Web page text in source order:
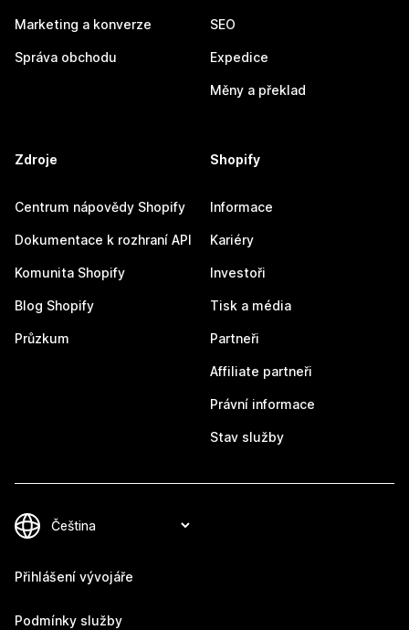
Marketing a konverze
Správa obchodu
SEO
Expedice
Měny a překlad
Zdroje
Centrum nápovědy Shopify
Dokumentace k rozhraní API
Komunita Shopify
Blog Shopify
Průzkum
Shopify
Informace
Kariéry
Investoři
Tisk a média
Partneři
Affiliate partneři
Právní informace
Stav služby
Přihlášení vývojáře
Podmínky služby